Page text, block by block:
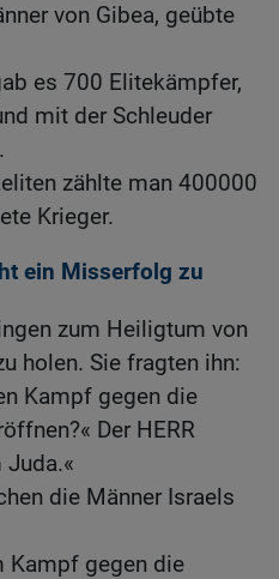
von Gibea, geübte
es 700 Elitekämpfer,
mit der Schleuder
zählte man 400000
Krieger.
ein Misserfolg zu
zum Heiligtum von
holen. Sie fragten ihn:
Kampf gegen die
Der HERR
Juda.«
die Männer Israels
Kampf gegen die